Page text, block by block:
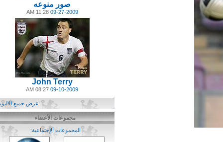
صور منوعه
09-27-2009
11:28 AM
John Terry
09-10-2009
08:27 AM
عرض جميع الالبومات
مجموعات الأعضاء
(6) المجموعات الإجتماعية: